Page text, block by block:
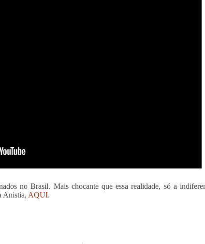
no Brasil. Mais chocante que essa realidade, só a
Anistia, AQUI.